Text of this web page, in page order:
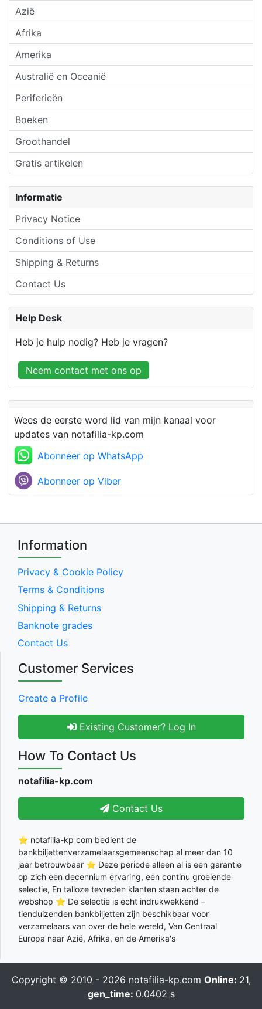
Azië
Afrika
Amerika
Australië en Oceanië
Periferieën
Boeken
Groothandel
Gratis artikelen
Informatie
Privacy Notice
Conditions of Use
Shipping & Returns
Contact Us
Help Desk
Heb je hulp nodig? Heb je vragen?
Neem contact met ons op
Wees de eerste word lid van mijn kanaal voor
updates van notafilia-kp.com
Abonneer op WhatsApp
Abonneer op Viber
Information
Privacy & Cookie Policy
Terms & Conditions
Shipping & Returns
Banknote grades
Contact Us
Customer Services
Create a Profile
Existing Customer? Log In
How To Contact Us
notafilia-kp.com
Contact Us
⭐ notafilia-kp com bedient de
bankbiljettenverzamelaarsgemeenschap al meer dan 10
jaar betrouwbaar ⭐ Deze periode alleen al is een garantie
op zich een decennium ervaring, een continu groeiende
selectie, En talloze tevreden klanten staan achter de
webshop ⭐ De selectie is echt indrukwekkend –
tienduizenden bankbiljetten zijn beschikbaar voor
verzamelaars van over de hele wereld, Van Centraal
Europa naar Azië, Afrika, en de Amerika's
Copyright © 2010 - 2026 notafilia-kp.com Online: 21,
gen_time: 0.0402 s